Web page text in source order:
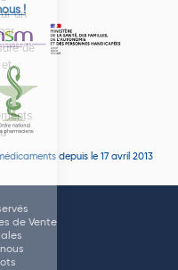
!
depuis le 17 avril 2013
de Vente